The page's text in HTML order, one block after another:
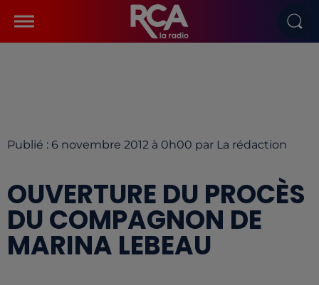
Publié : 6 novembre 2012 à 0h00 par La rédaction
OUVERTURE DU PROCÈS
DU COMPAGNON DE
MARINA LEBEAU